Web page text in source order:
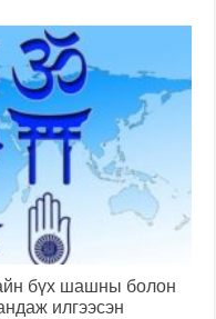
бүх шашны болон
илгээсэн